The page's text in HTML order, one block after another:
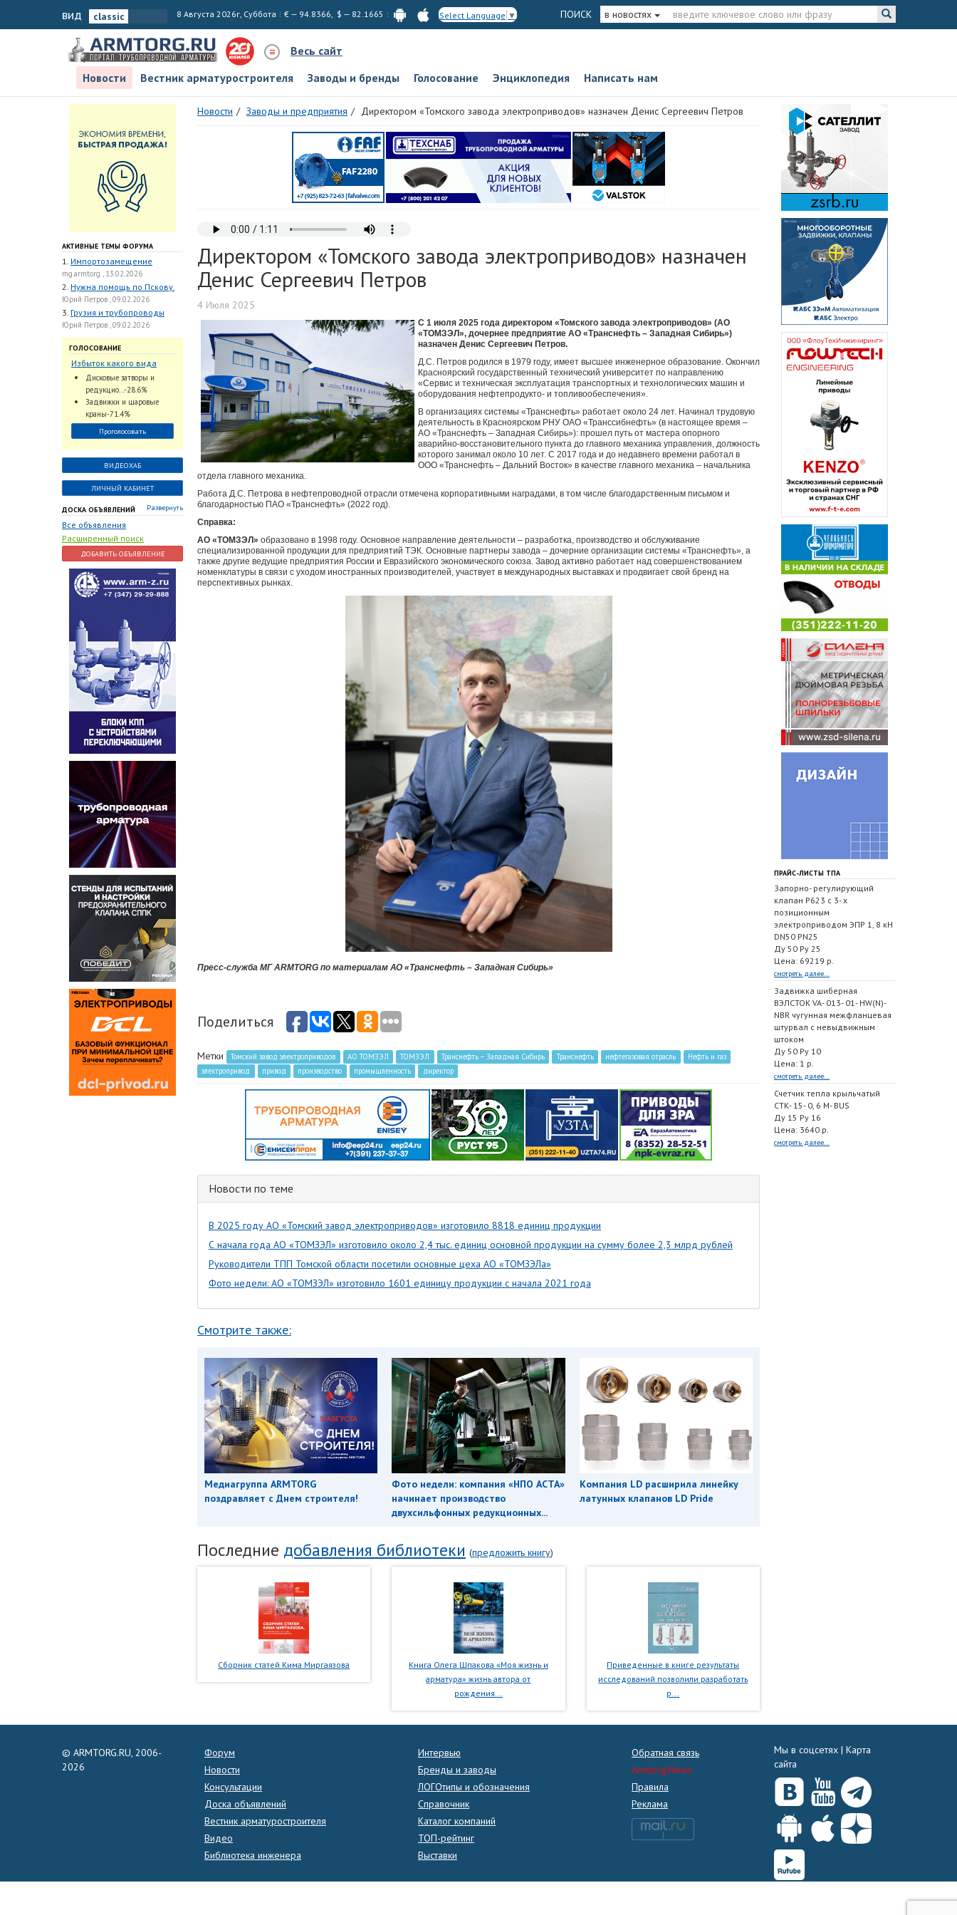
вид 8 Августа 2026г, Суббота € — 94.8366, $ — 82.1665 Select Language ▼ ПОИСК в новостях
Весь сайт
Новости
Вестник арматуростроителя Заводы и бренды Голосование Энциклопедия Написать нам
АКТИВНЫЕ ТЕМЫ ФОРУМА
1. Импортозамещение
mg.armtorg , 13.02.2026
2. Нужна помощь по Пскову.
Юрий Петров , 09.02.2026
3. Грузия и трубопроводы
Юрий Петров , 09.02.2026
ГОЛОСОВАНИЕ
Избыток какого вида
трубопроводной
арматуры наблюдается
на Российском рынке с
2024 по 2026 годы?
Дисковые затворы и
редукцио...-28.6%
Задвижки и шаровые
краны-71.4%
Проголосовать
ВИДЕОХАБ
ЛИЧНЫЙ КАБИНЕТ
ДОСКА ОБЪЯВЛЕНИЙ Развернуть
Все объявления
Расширенный поиск
ДОБАВИТЬ ОБЪЯВЛЕНИЕ
Новости Заводы и предприятия Директором «Томского завода электроприводов» назначен Денис Сергеевич Петров
Директором «Томского завода электроприводов» назначен
Денис Сергеевич Петров
4 Июля 2025
С 1 июля 2025 года директором «Томского завода электроприводов» (АО
«ТОМЗЭЛ», дочернее предприятие АО «Транснефть – Западная Сибирь»)
назначен Денис Сергеевич Петров.
Д.С. Петров родился в 1979 году, имеет высшее инженерное образование. Окончил
Красноярский государственный технический университет по направлению
«Сервис и техническая эксплуатация транспортных и технологических машин и
оборудования нефтепродукто- и топливообеспечения».
В организациях системы «Транснефть» работает около 24 лет. Начинал трудовую
деятельность в Красноярском РНУ ОАО «Транссибнефть» (в настоящее время –
АО «Транснефть – Западная Сибирь»): прошел путь от мастера опорного
аварийно-восстановительного пункта до главного механика управления, должность
которого занимал около 10 лет. С 2017 года и до недавнего времени работал в
ООО «Транснефть – Дальний Восток» в качестве главного механика – начальника
отдела главного механика.
Работа Д.С. Петрова в нефтепроводной отрасли отмечена корпоративными наградами, в том числе благодарственным письмом и
благодарностью ПАО «Транснефть» (2022 год).
Справка:
АО «ТОМЗЭЛ» образовано в 1998 году. Основное направление деятельности – разработка, производство и обслуживание
специализированной продукции для предприятий ТЭК. Основные партнеры завода – дочерние организации системы «Транснефть», а
также другие ведущие предприятия России и Евразийского экономического союза. Завод активно работает над совершенствованием
номенклатуры в связи с уходом иностранных производителей, участвует в международных выставках и продвигает свой бренд на
перспективных рынках.
Пресс-служба МГ ARMTORG по материалам АО «Транснефть – Западная Сибирь»
Поделиться
Метки Томский завод электроприводов АО ТОМЗЭЛ ТОМЗЭЛ Транснефть – Западная Сибирь Транснефть нефтегазовая отрасль
Нефть и газ
электропривод
привод производство промышленность директор
Новости по теме
В 2025 году АО «Томский завод электроприводов» изготовило 8818 единиц продукции
С начала года АО «ТОМЗЭЛ» изготовило около 2,4 тыс. единиц основной продукции на сумму более 2,3 млрд рублей
Руководители ТПП Томской области посетили основные цеха АО «ТОМЗЭЛа»
Фото недели: АО «ТОМЗЭЛ» изготовило 1601 единицу продукции с начала 2021 года
Смотрите также:
Медиагруппа ARMTORG
поздравляет с Днем строителя!
Фото недели: компания «НПО АСТА»
начинает производство
двухсильфонных редукционных...
Компания LD расширила линейку
латунных клапанов LD Pride
Последние добавления библиотеки (предложить книгу)
Сборник статей Кима Миргаязова
Книга Олега Шпакова «Моя жизнь и
арматура» жизнь автора от
рождения...
Приведенные в книге результаты
исследований позволили разработать
р...
ПРАЙС-ЛИСТЫ ТПА
Запорно- регулирующий
клапан Р623 с 3- х
позиционным
электроприводом ЭПР 1, 8 кН
DN50 PN25
Ду 50 Ру 25
Цена: 69219 р.
смотреть далее...
Задвижка шиберная
ВЭЛСТОК VA- 013- 01- HW(N)-
NBR чугунная межфланцевая
штурвал с невыдвижным
штоком
Ду 50 Ру 10
Цена: 1 р.
смотреть далее...
Счетчик тепла крыльчатый
СТК- 15- 0, 6 M- BUS
Ду 15 Ру 16
Цена: 3640 р.
смотреть далее...
© ARMTORG.RU, 2006-
2026
Форум
Новости
Консультации
Доска объявлений
Вестник арматуростроителя
Видео
Библиотека инженера
Интервью
Бренды и заводы
ЛОГОтипы и обозначения
Справочник
Каталог компаний
ТОП-рейтинг
Выставки
Обратная связь
Armtorg.News
Правила
Реклама
Мы в соцсетях | Карта
сайта